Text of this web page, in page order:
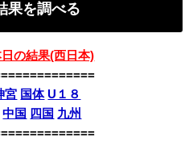
果を調べる
の結果(西日本)
宮 国体 U１８
中国 四国 九州